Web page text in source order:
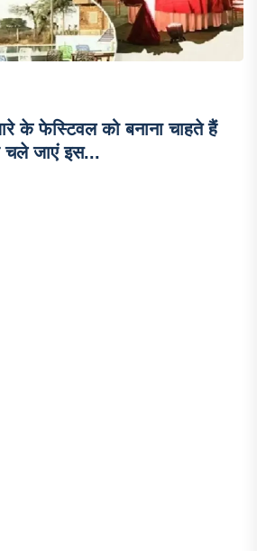
के फेस्टिवल को बनाना चाहते हैं
चले जाएं इस...